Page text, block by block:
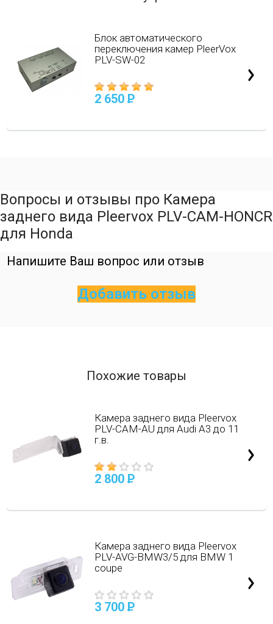
Блок автоматического
переключения камер PleerVox
PLV-SW-02
2 650 P
Вопросы и отзывы про Камера
заднего вида Pleervox PLV-CAM-HONCR
для Honda
Напишите Ваш вопрос или отзыв
Добавить отзыв
Похожие товары
Камера заднего вида Pleervox
PLV-CAM-AU для Audi A3 до 11
г.в.
2 800 P
Камера заднего вида Pleervox
PLV-AVG-BMW3/5 для BMW 1
coupe
3 700 P